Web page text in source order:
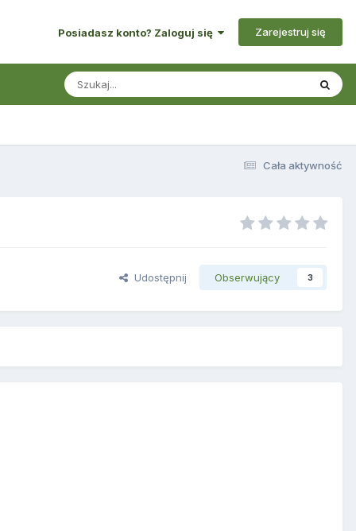
Posiadasz konto? Zaloguj się Zarejestruj się
Cała aktywność
Udostępnij Obserwujący 3